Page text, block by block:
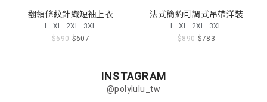
翻領條紋針織短袖上衣
L XL 2XL 3XL
$690 $607
法式簡約可調式吊帶洋裝
L XL 2XL 3XL
$890 $783
INSTAGRAM
@polylulu_tw